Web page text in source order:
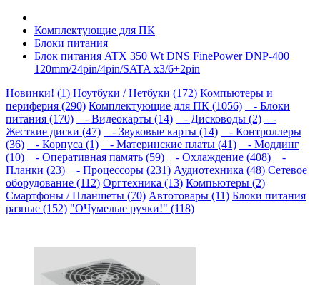
Комплектующие для ПК
Блоки питания
Блок питания ATX 350 Wt DNS FinePower DNP-400
120mm/24pin/4pin/SATA x3/6+2pin
Новинки! (1) Ноутбуки / Нетбуки (172) Компьютеры и
периферия (290) Комплектующие для ПК (1056)
- Блоки
питания (170)
- Видеокарты (14) - Дисководы (2)
-
Жесткие диски (47)
- Звуковые карты (14)
- Контроллеры
(36)
- Корпуса (1) - Материнские платы (41)
- Моддинг
(10)
- Оперативная память (59) - Охлаждение (408)
-
Планки (23)
- Процессоры (231) Аудиотехника (48) Сетевое
оборудование (112) Оргтехника (13) Компьютеры (2)
Смартфоны / Планшеты (70) Автотовары (11) Блоки питания
разные (152) "ОЧумелые ручки!" (118)